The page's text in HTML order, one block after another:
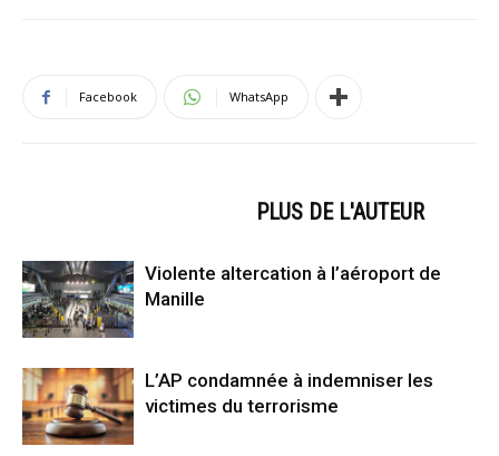
Facebook WhatsApp
PLUS DE L'AUTEUR
Violente altercation à l’aéroport de
Manille
L’AP condamnée à indemniser les
victimes du terrorisme